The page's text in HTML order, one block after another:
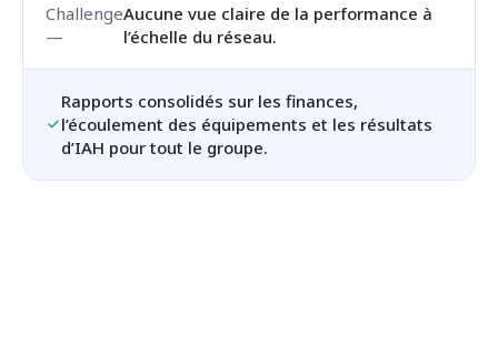
Aucune vue claire de la performance à
l’échelle du réseau.
Rapports consolidés sur les finances,
l’écoulement des équipements et les résultats
d’IAH pour tout le groupe.